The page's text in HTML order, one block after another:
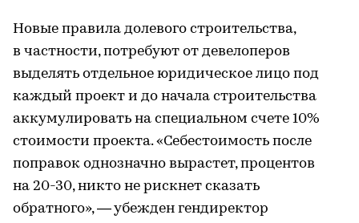
Новые правила долевого строительства,
в частности, потребуют от девелоперов
выделять отдельное юридическое лицо под
каждый проект и до начала строительства
аккумулировать на специальном счете 10%
стоимости проекта. «Себестоимость после
поправок однозначно вырастет, процентов
на 20-30, никто не рискнет сказать
обратного», — убежден гендиректор